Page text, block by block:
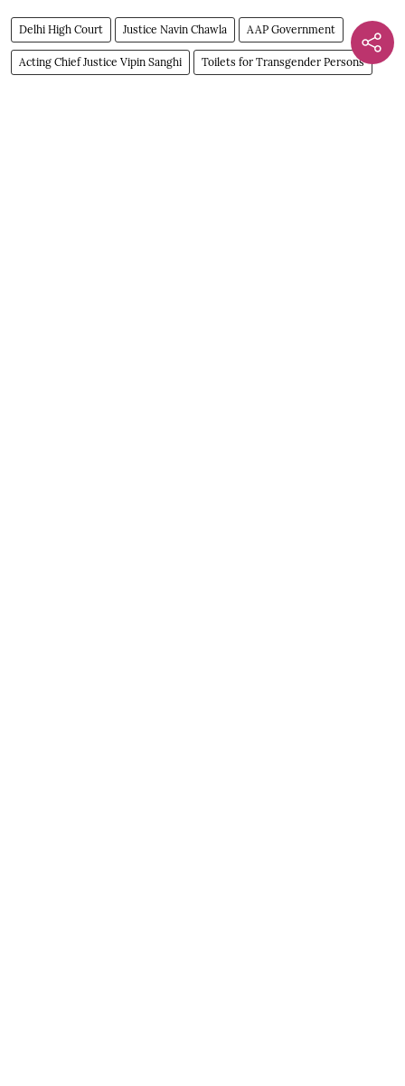
Delhi High Court Justice Navin Chawla AAP Government
Acting Chief Justice Vipin Sanghi Toilets for Transgender Persons